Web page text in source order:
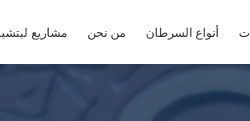
أنواع السرطان من نحن مشاريع